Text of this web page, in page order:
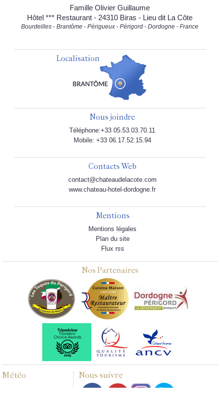
Famille Olivier Guillaume
Hôtel *** Restaurant - 24310 Biras - Lieu dit La Côte
Bourdeilles - Brantôme - Périgueux - Périgord - Dordogne - France
Localisation
Nous joindre
Téléphone:+33 05.53.03.70.11
Mobile: +33 06.17.52.15.94
Contacts Web
contact@chateaudelacote.com
www.chateau-hotel-dordogne.fr
Mentions
Mentions légales
Plan du site
Flux rss
Nos Partenaires
Météo Nous suivre